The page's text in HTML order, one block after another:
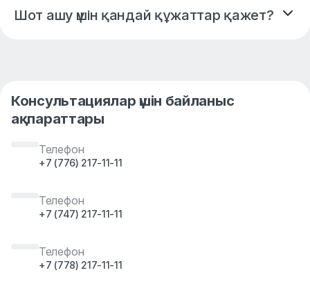
Шот ашу үшін қандай құжаттар қажет?
Консультациялар үшін байланыс
ақпараттары
Телефон
+7 (776) 217-11-11
Телефон
+7 (747) 217-11-11
Телефон
+7 (778) 217-11-11